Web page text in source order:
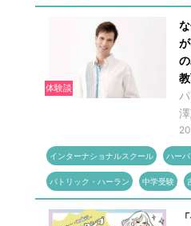
体験談
インターナショナルスクール ハー
パトリック・ハーラン 中学受験